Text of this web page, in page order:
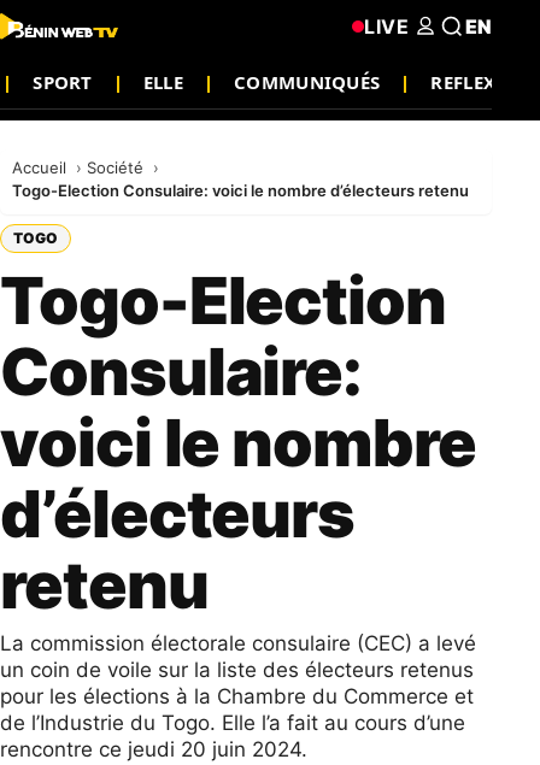
SPORT ELLE COMMUNIQUÉS REFLEXION
LIVE EN
Accueil
Société
Togo-Election Consulaire: voici le nombre d’électeurs retenu
TOGO
Togo-Election
Consulaire:
voici le nombre
d’électeurs
retenu
La commission électorale consulaire (CEC) a levé
un coin de voile sur la liste des électeurs retenus
pour les élections à la Chambre du Commerce et
de l’Industrie du Togo. Elle l’a fait au cours d’une
rencontre ce jeudi 20 juin 2024.